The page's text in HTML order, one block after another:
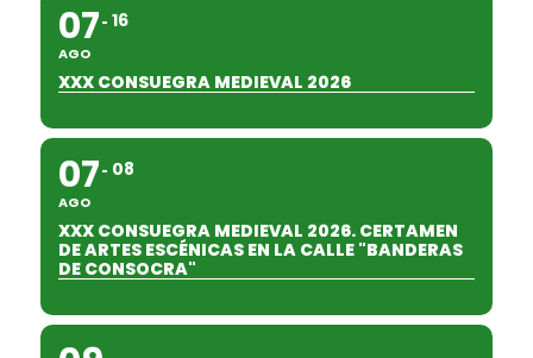
07
AGO
16
XXX CONSUEGRA MEDIEVAL 2026
07
AGO
08
XXX CONSUEGRA MEDIEVAL 2026. CERTAMEN
DE ARTES ESCÉNICAS EN LA CALLE "BANDERAS
DE CONSOCRA"